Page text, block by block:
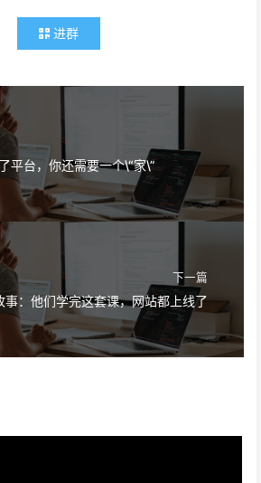
进群
平台，你还需要一个\“家\”
下一篇
事：他们学完这套课，网站都上线了